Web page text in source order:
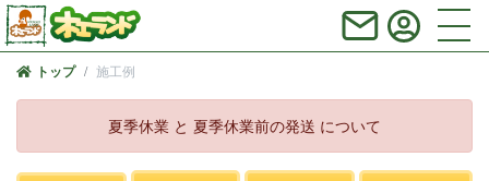
トップ 施工例
夏季休業 と 夏季休業前の発送 について